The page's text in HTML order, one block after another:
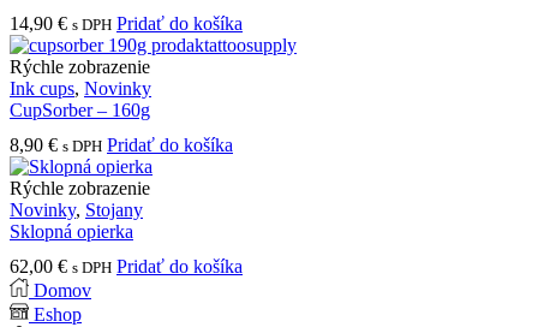
14,90 € s DPH Pridať do košíka
Rýchle zobrazenie
Ink cups, Novinky
CupSorber – 160g
8,90 € s DPH Pridať do košíka
Rýchle zobrazenie
Novinky, Stojany
Sklopná opierka
62,00 € s DPH Pridať do košíka
Domov
Eshop